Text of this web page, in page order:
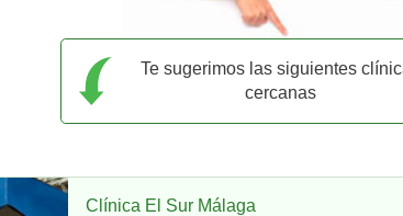
Te sugerimos las siguientes
cercanas
Clínica El Sur Málaga